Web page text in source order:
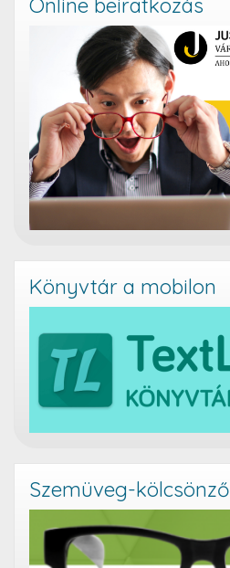
Online beiratkozás
Könyvtár a mobilon
Szemüveg-kölcsönző